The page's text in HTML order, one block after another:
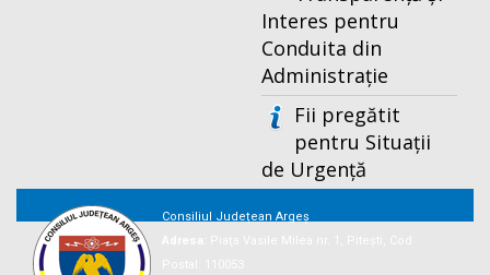
Interes pentru
Conduita din
Administrație
Fii pregătit
pentru Situații
de Urgență
Consiliul Județean Argeș